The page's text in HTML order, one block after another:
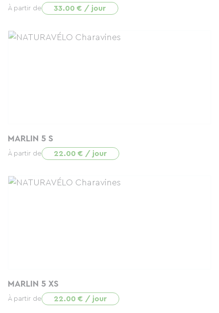
À partir de 33.00 € / jour
MARLIN 5 S
À partir de 22.00 € / jour
MARLIN 5 XS
À partir de 22.00 € / jour